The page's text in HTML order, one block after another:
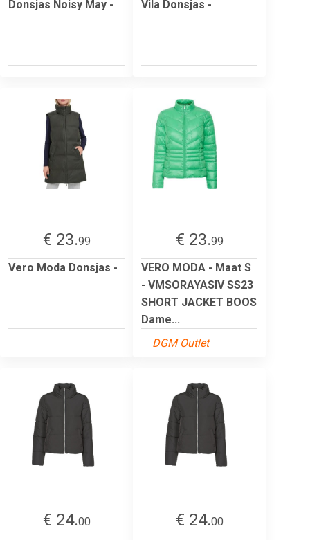
Donsjas Noisy May -
Vila Donsjas -
€ 23.99
Vero Moda Donsjas -
€ 23.99
VERO MODA - Maat S
- VMSORAYASIV SS23
SHORT JACKET BOOS
Dame...
DGM Outlet
€ 24.00
€ 24.00